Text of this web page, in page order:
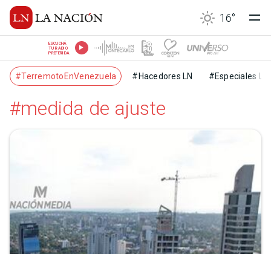
16°
ESCUCHÁ
TU RADIO
PREFERIDA
#TerremotoEnVenezuela #Hacedores LN #Especiales LN
#medida de ajuste